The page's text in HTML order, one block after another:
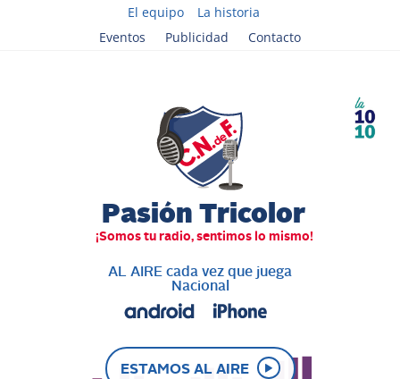
El equipo
La historia
Eventos
Publicidad Contacto
AL AIRE cada vez que juega
Nacional
ESTAMOS AL AIRE